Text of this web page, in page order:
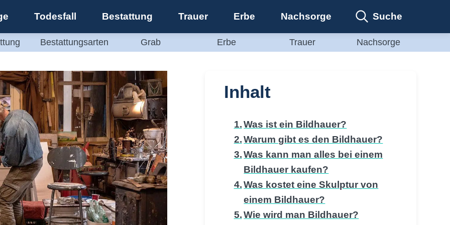
Todesfall Bestattung Trauer Erbe Nachsorge Suche
Bestattungsarten Grab Erbe Trauer Nachsorge
Inhalt
Was ist ein Bildhauer?
Warum gibt es den Bildhauer?
Was kann man alles bei einem
Bildhauer kaufen?
Was kostet eine Skulptur von
einem Bildhauer?
Wie wird man Bildhauer?